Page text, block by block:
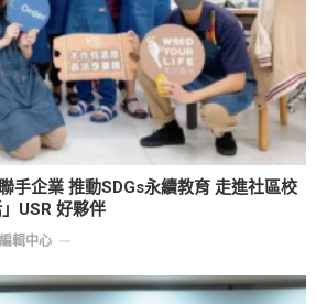
手企業 推動SDGs永續教育 走進社區校
USR 好夥伴
編輯中心